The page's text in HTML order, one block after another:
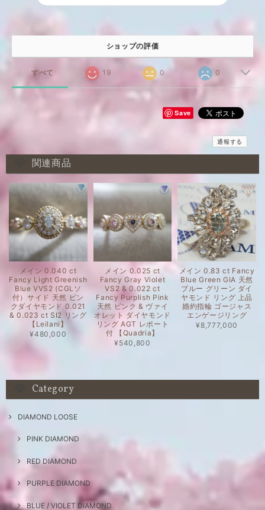
ショップの評価
すべて 19 0 0
Save
通報する
関連商品
メイン 0.040 ct
Fancy Light Greenish
Blue VVS2 (CGLソ
付）サイド 天然 ピン
クダイヤモンド 0.021
& 0.023 ct SI2 リング
【Leilani】
¥480,000
メイン 0.025 ct
Fancy Gray Violet
VS2 & 0.022 ct
Fancy Purplish Pink
天然 ピンク & ヴァイ
オレット ダイヤモンド
リング AGT レポート
付 【Quadria】
¥540,800
メイン 0.83 ct Fancy
Blue Green GIA 天然
ブルー グリーン ダイ
ヤモンド リング 上品
婚約指輪 ゴージャス
エンゲージリング
¥8,777,000
Category
DIAMOND LOOSE
PINK DIAMOND
RED DIAMOND
PURPLE DIAMOND
BLUE / VIOLET DIAMOND